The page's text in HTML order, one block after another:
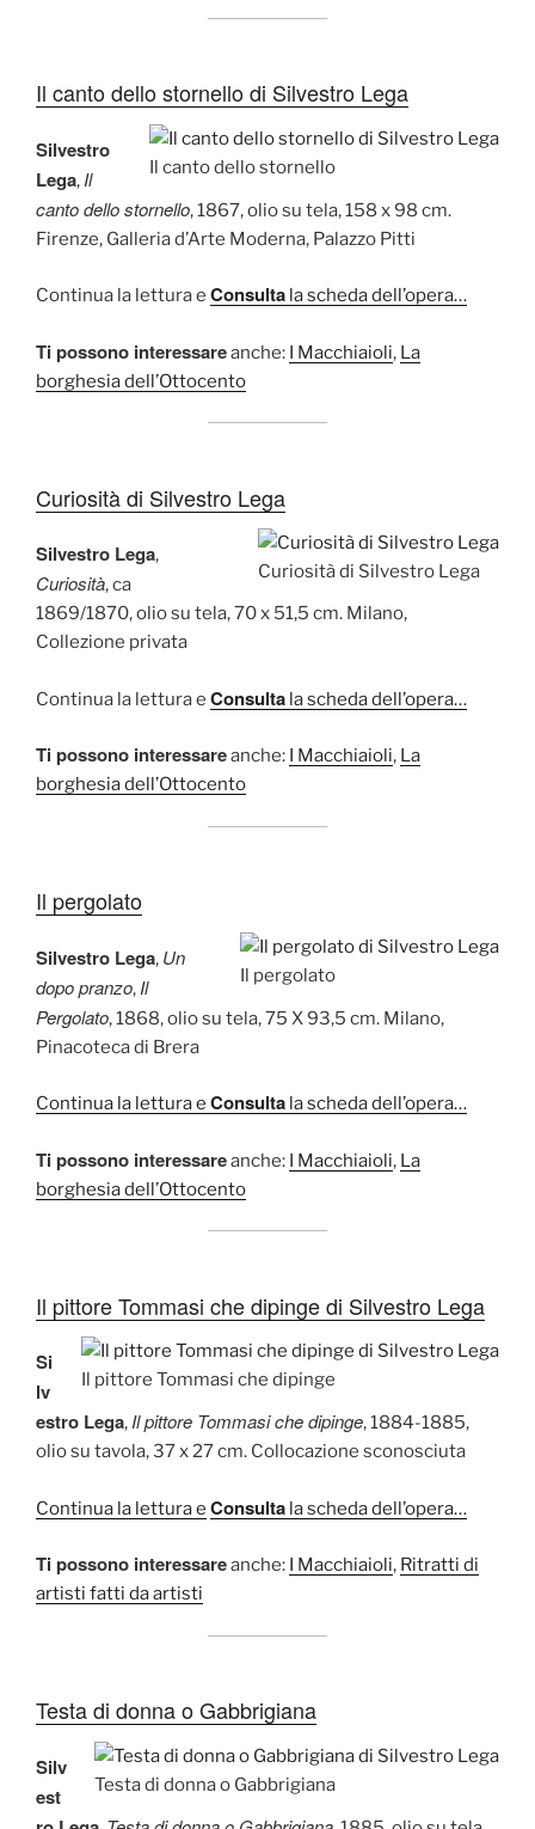
Il canto dello stornello di Silvestro Lega
Il canto dello stornello
Silvestro
Lega, Il
canto dello stornello, 1867, olio su tela, 158 x 98 cm.
Firenze, Galleria d’Arte Moderna, Palazzo Pitti
Continua la lettura e Consulta la scheda dell’opera…
Ti possono interessareanche: I Macchiaioli, La
borghesia dell’Ottocento
Curiosità di Silvestro Lega
Curiosità di Silvestro Lega
Silvestro Lega,
Curiosità, ca
1869/1870, olio su tela, 70 x 51,5 cm. Milano,
Collezione privata
Continua la lettura e Consulta la scheda dell’opera…
Ti possono interessareanche: I Macchiaioli, La
borghesia dell’Ottocento
Il pergolato
Il pergolato
Silvestro Lega, Un
dopo pranzo, Il
Pergolato, 1868, olio su tela, 75 X 93,5 cm. Milano,
Pinacoteca di Brera
Continua la lettura e Consulta la scheda dell’opera…
Ti possono interessareanche: I Macchiaioli, La
borghesia dell’Ottocento
Il pittore Tommasi che dipinge di Silvestro Lega
Il pittore Tommasi che dipinge
Si
lv
estro Lega, Il pittore Tommasi che dipinge, 1884-1885,
olio su tavola, 37 x 27 cm. Collocazione sconosciuta
Continua la lettura e Consulta la scheda dell’opera…
Ti possono interessareanche: I Macchiaioli, Ritratti di
artisti fatti da artisti
Testa di donna o Gabbrigiana
Testa di donna o Gabbrigiana
Silv
est